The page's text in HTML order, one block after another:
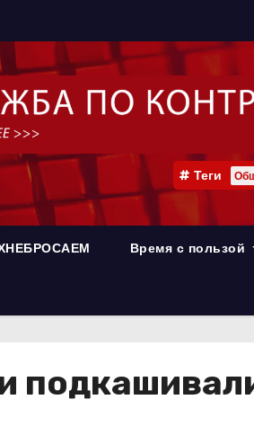
Теги
Время с пользой